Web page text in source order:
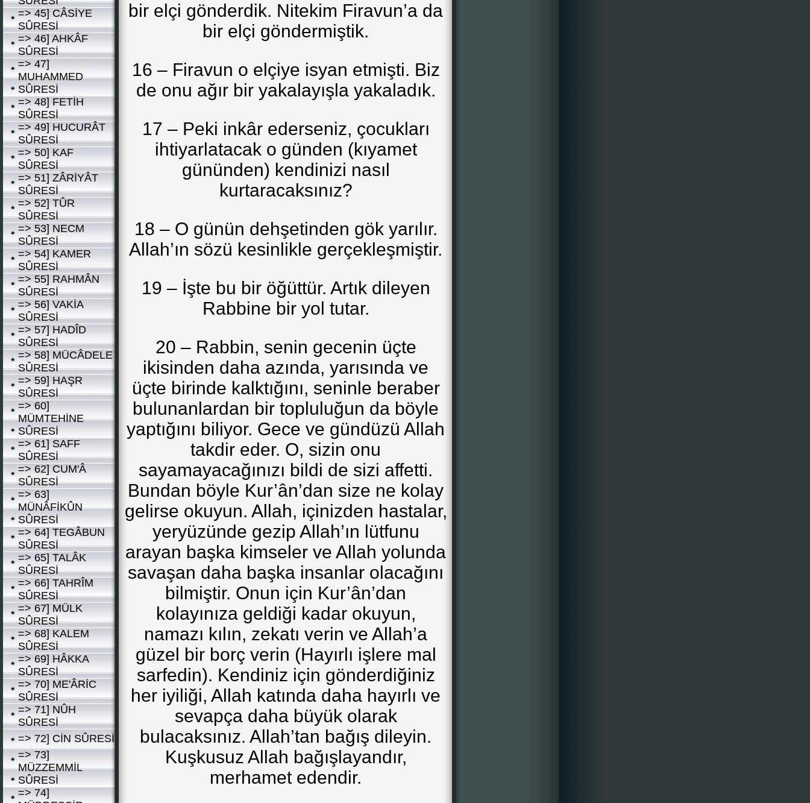
=> 45] CÂSİYE
SÛRESİ
=> 46] AHKÂF
SÛRESİ
=> 47]
MUHAMMED
SÛRESİ
=> 48] FETİH
SÛRESİ
=> 49] HUCURÂT
SÛRESİ
=> 50] KAF
SÛRESİ
=> 51] ZÂRİYÂT
SÛRESİ
=> 52] TÛR
SÛRESİ
=> 53] NECM
SÛRESİ
=> 54] KAMER
SÛRESİ
=> 55] RAHMÂN
SÛRESİ
=> 56] VAKİA
SÛRESİ
=> 57] HADÎD
SÛRESİ
=> 58] MÜCÂDELE
SÛRESİ
=> 59] HAŞR
SÛRESİ
=> 60]
MÜMTEHİNE
SÛRESİ
=> 61] SAFF
SÛRESİ
=> 62] CUM'Â
SÛRESİ
=> 63]
MÜNÂFİKÛN
SÛRESİ
=> 64] TEGÂBUN
SÛRESİ
=> 65] TALÂK
SÛRESİ
=> 66] TAHRÎM
SÛRESİ
=> 67] MÜLK
SÛRESİ
=> 68] KALEM
SÛRESİ
=> 69] HÂKKA
SÛRESİ
=> 70] ME'ÂRİC
SÛRESİ
=> 71] NÛH
SÛRESİ
=> 72] CİN SÛRESİ
=> 73]
MÜZZEMMİL
SÛRESİ
=> 74]
bir elçi gönderdik. Nitekim Firavun’a da
bir elçi göndermiştik.
16 – Firavun o elçiye isyan etmişti. Biz
de onu ağır bir yakalayışla yakaladık.
17 – Peki inkâr ederseniz, çocukları
ihtiyarlatacak o günden (kıyamet
gününden) kendinizi nasıl
kurtaracaksınız?
18 – O günün dehşetinden gök yarılır.
Allah’ın sözü kesinlikle gerçekleşmiştir.
19 – İşte bu bir öğüttür. Artık dileyen
Rabbine bir yol tutar.
20 – Rabbin, senin gecenin üçte
ikisinden daha azında, yarısında ve
üçte birinde kalktığını, seninle beraber
bulunanlardan bir topluluğun da böyle
yaptığını biliyor. Gece ve gündüzü Allah
takdir eder. O, sizin onu
sayamayacağınızı bildi de sizi affetti.
Bundan böyle Kur’ân’dan size ne kolay
gelirse okuyun. Allah, içinizden hastalar,
yeryüzünde gezip Allah’ın lütfunu
arayan başka kimseler ve Allah yolunda
savaşan daha başka insanlar olacağını
bilmiştir. Onun için Kur’ân’dan
kolayınıza geldiği kadar okuyun,
namazı kılın, zekatı verin ve Allah’a
güzel bir borç verin (Hayırlı işlere mal
sarfedin). Kendiniz için gönderdiğiniz
her iyiliği, Allah katında daha hayırlı ve
sevapça daha büyük olarak
bulacaksınız. Allah’tan bağış dileyin.
Kuşkusuz Allah bağışlayandır,
merhamet edendir.